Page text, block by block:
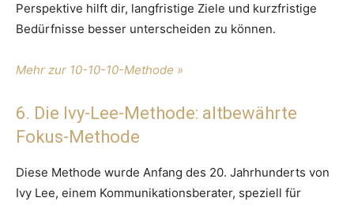
Perspektive hilft dir, langfristige Ziele und kurzfristige
Bedürfnisse besser unterscheiden zu können.
Mehr zur 10-10-10-Methode »
6. Die Ivy-Lee-Methode: altbewährte
Fokus-Methode
Diese Methode wurde Anfang des 20. Jahrhunderts von
Ivy Lee, einem Kommunikationsberater, speziell für